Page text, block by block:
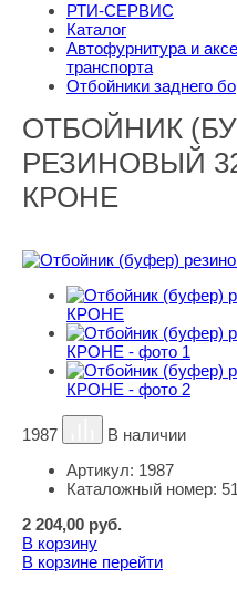
РТИ-СЕРВИС
Каталог
Автофурнитура и
транспорта
Отбойники заднего
ОТБОЙНИК
РЕЗИНОВЫЙ
КРОНЕ
1987
В наличии
Артикул: 1987
Каталожный номер:
2 204,00 руб.
В корзину
В корзине перейти